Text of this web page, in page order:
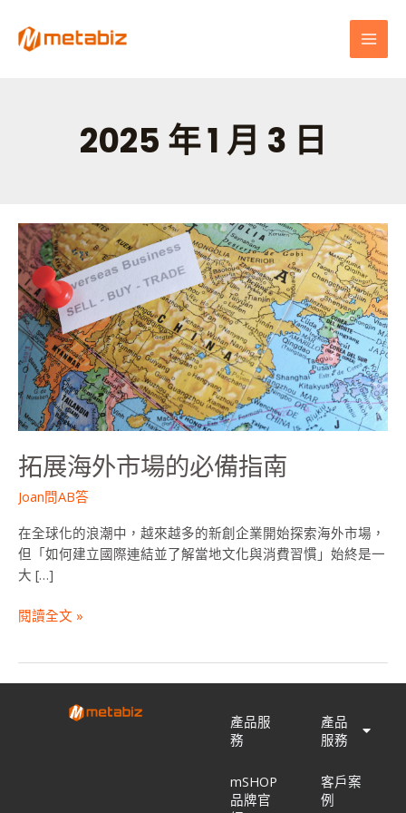
2025 年 1 月 3 日
拓展海外市場的必備指南
Joan問AB答
在全球化的浪潮中，越來越多的新創企業開始探索海外市場，
但「如何建立國際連結並了解當地文化與消費習慣」始終是一
大 […]
拓
展
海
外
市
場
的
必
備
指
閱讀全文 »
產品服
務
mSHOP
品牌官
產品
服務
客戶案
例